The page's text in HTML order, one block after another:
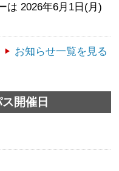
は 2026年6月1日(月)
お知らせ一覧を見る
開催日